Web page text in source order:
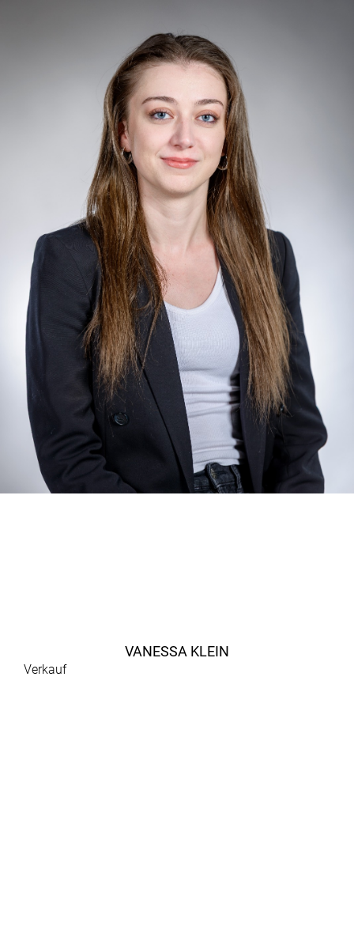
VANESSA KLEIN
Verkauf